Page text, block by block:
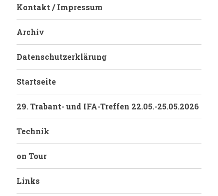
Kontakt / Impressum
Archiv
Datenschutzerklärung
Startseite
29. Trabant- und IFA-Treffen 22.05.-25.05.2026
Technik
on Tour
Links